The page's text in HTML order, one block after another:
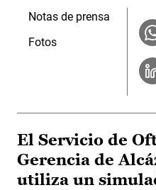
Notas de prensa
Fotos
El Servicio de
Gerencia de
utiliza un